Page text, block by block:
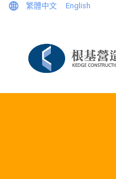
繁體中文 English